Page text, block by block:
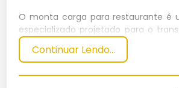
O monta carga para restaurante é
especializado projetado para o
alimentos e utensílios de cozinha
andares de um estabelecimento.
Continuar Lendo...